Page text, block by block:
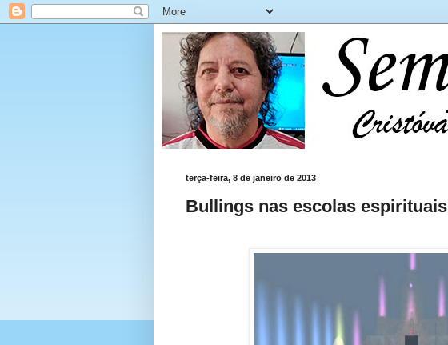
terça-feira, 8 de janeiro de 2013
Bullings nas escolas espirituais